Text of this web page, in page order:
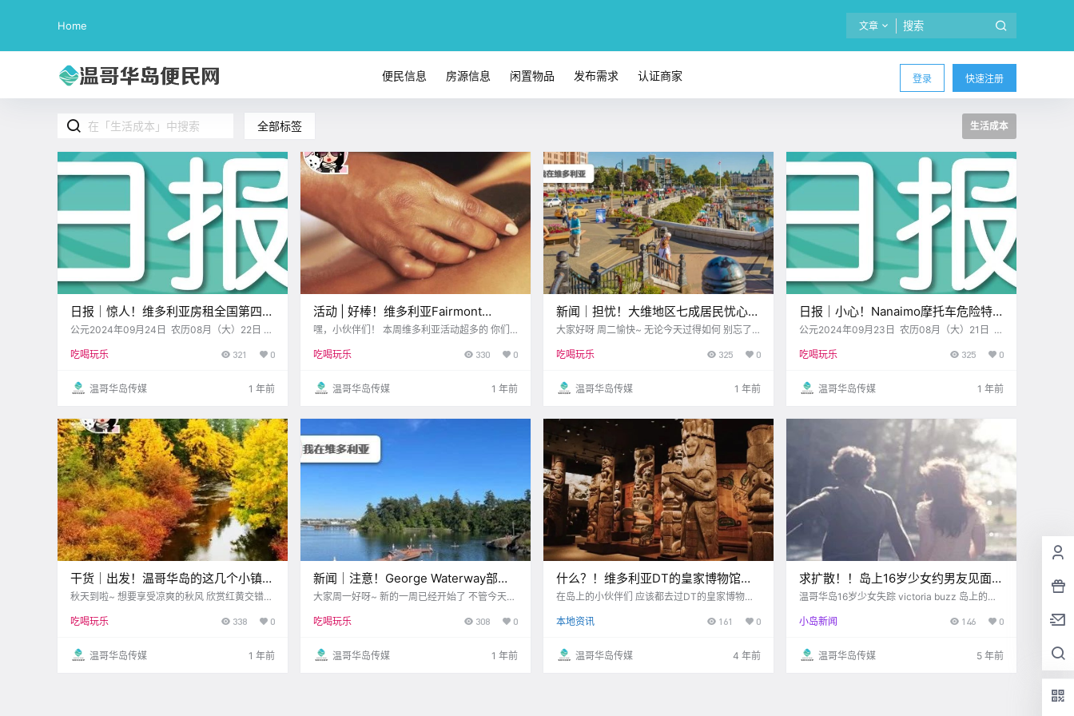
Home 文章
登录 快速注册
便民信息 房源信息 闲置物品 发布需求 认证商家
全部标签 生活成本
日报｜惊人！维多利亚房租全国第四
高！Langford司机开卡丁车上路被罚~
公元2024年09月24日 农历08月（大）22日
预报（华氏度） 日 一 二 三 四 五 六 .
吃喝玩乐 321 0
温哥华岛传媒 1 年前
活动 | 好棒！维多利亚Fairmont
Empress提供SPA限时优惠！
嘿，小伙伴们！ 本周维多利亚活动超多的 你们
还是想要体验本地集市 或学习乡村舞蹈 这里统
吃喝玩乐 330 0
温哥华岛传媒 1 年前
新闻｜担忧！大维地区七成居民忧心生
活成本！维多利亚获评顶级旅游胜地！
大家好呀 周二愉快~ 无论今天过得如何 别忘了
吧~ Vital Signs报告发布 看看大维多利亚居民
吃喝玩乐 325 0
温哥华岛传媒 1 年前
日报｜小心！Nanaimo摩托车危险特
技激增！维多利亚“女巫划桨”活动即将
公元2024年09月23日 农历08月（大）21日 星
吃喝玩乐 325 0
温哥华岛传媒 1 年前
干货｜出发！温哥华岛的这几个小镇，
超适合秋季自驾游！
秋天到啦~ 想要享受凉爽的秋风 欣赏红黄交错的
择！ 这里有很多迷人的小镇 等着你去探秘 而且
备好满.
吃喝玩乐 338 0
温哥华岛传媒 1 年前
新闻｜注意！George Waterway部分
区域本周关闭！维多利亚茶文化节要来
大家周一好呀~ 新的一周已经开始了 不管今天是
心的小事 逐渐进入状态 一步步迎接 接下来的挑
本周Gorg.
吃喝玩乐 308 0
温哥华岛传媒 1 年前
什么？！维多利亚DT的皇家博物馆第
三层要全部闭馆重建？！原因竟然
在岛上的小伙伴们 应该都去过DT的皇家博物馆
只是看热闹了 随着原住民儿童的遗骸被陆续发现
了 现如今在.
本地资讯 161 0
温哥华岛传媒 4 年前
求扩散！！岛上16岁少女约男友见面一
起玩失踪，家人急坏了！！愁，半数省
温哥华岛16岁少女失踪 victoria buzz 岛上的小
交媒体上发布消息 称自己的女儿不见了 希望大
ey 据家.
小岛新闻 146 0
温哥华岛传媒 5 年前